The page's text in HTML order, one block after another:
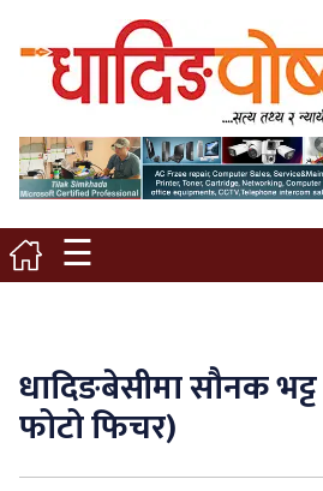
☰
मुख्य पृष्ठ
स्थानीय समाचार
विचार / ब्लग
नगर/गाउँ पालिका
कृषि/सहकारी
साहित्य / संस्कृति
धादिङबेसीमा सौनक
फोटो फिचर)